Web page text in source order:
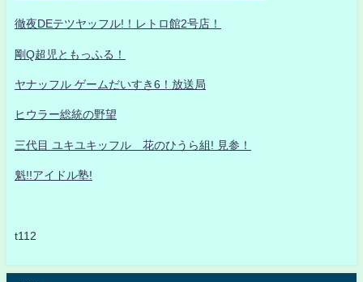
徹夜DEテツヤッフル!！レトロ館2号店！
剛Q超児ともっふる！
ヤナッフル ゲームだいすき6！放送局
ヒウラー総統の野望
三代目 ユキユキッフル 花のひうら組! 見参！
魁!!アイドル塾!
t112